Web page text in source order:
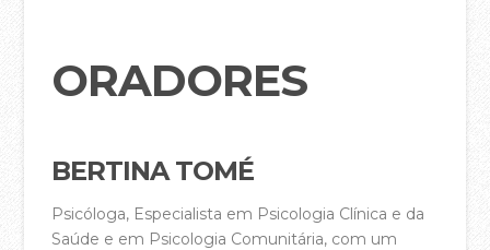
Fundamentos Dos Estatutos
As Nossas Contas (2025)
ORADORES
BERTINA TOMÉ
Psicóloga, Especialista em Psicologia Clínica e da
Saúde e em Psicologia Comunitária, com um